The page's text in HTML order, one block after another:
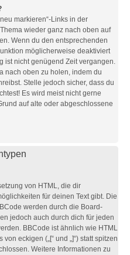
markieren“-Links in der
wieder ganz nach oben auf
Wenn du den entsprechenden
möglicherweise deaktiviert
ist nicht genügend Zeit vergangen.
nach oben zu holen, indem du
Stelle jedoch sicher, dass du
Es wird meist nicht gerne
auf alte oder abgeschlossene
von HTML, die dir
für deinen Text gibt. Die
werden durch die Board-
jedoch auch durch dich für jeden
BBCode ist ähnlich wie HTML
eckigen („[“ und „]“) statt spitzen
Weitere Informationen zu